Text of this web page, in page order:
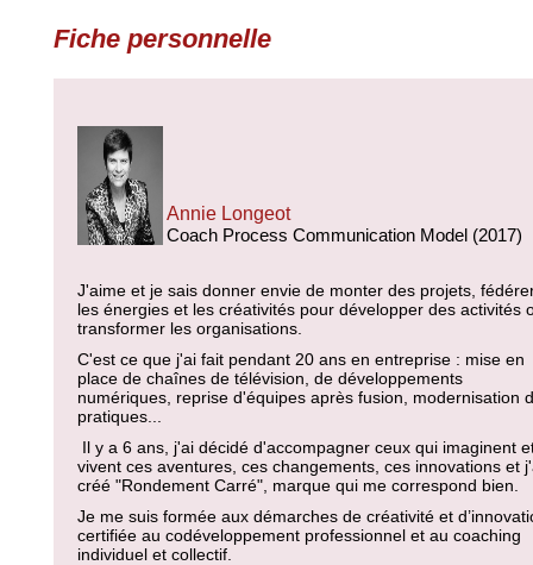
Fiche personnelle
Annie Longeot
Coach Process Communication Model (2017)
J'aime et je sais donner envie de monter des projets,
les énergies et les créativités pour développer des activités
transformer les organisations.
C'est ce que j'ai fait pendant 20 ans en entreprise : mise en
place de chaînes de télévision, de développements
numériques, reprise d'équipes après fusion, modernisation
pratiques...
Il y a 6 ans, j'ai décidé d'accompagner ceux qui imaginent
vivent ces aventures, ces changements, ces innovations et
créé "Rondement Carré", marque qui me correspond bien.
Je me suis formée aux démarches de créativité et
certifiée au codéveloppement professionnel et au coaching
individuel et collectif.